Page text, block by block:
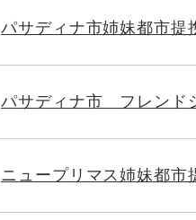
パサディナ市姉妹都市提
パサディナ市 フレンド
ニュープリマス姉妹都市